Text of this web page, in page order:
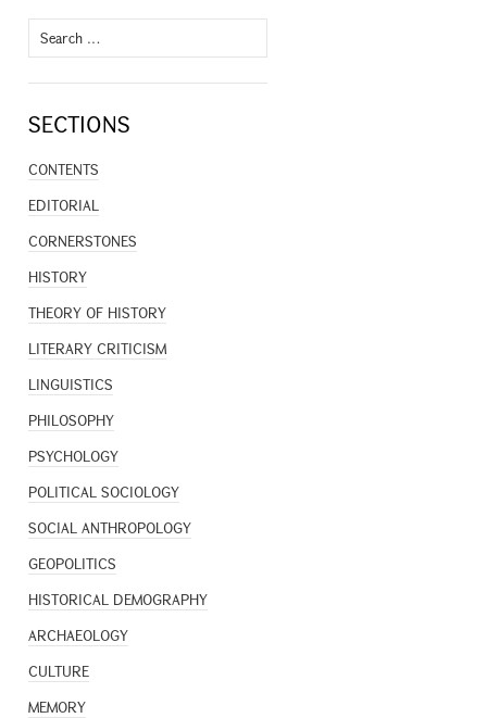
Search
for:
SECTIONS
CONTENTS
EDITORIAL
CORNERSTONES
HISTORY
THEORY OF HISTORY
LITERARY CRITICISM
LINGUISTICS
PHILOSOPHY
PSYCHOLOGY
POLITICAL SOCIOLOGY
SOCIAL ANTHROPOLOGY
GEOPOLITICS
HISTORICAL DEMOGRAPHY
ARCHAEOLOGY
CULTURE
MEMORY